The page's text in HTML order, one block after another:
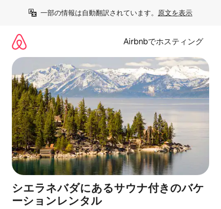
一部の情報は自動翻訳されています。 原文を表示
Airbnbでホスティング
シエラネバダにあるサウナ付きのバケ
ーションレンタル